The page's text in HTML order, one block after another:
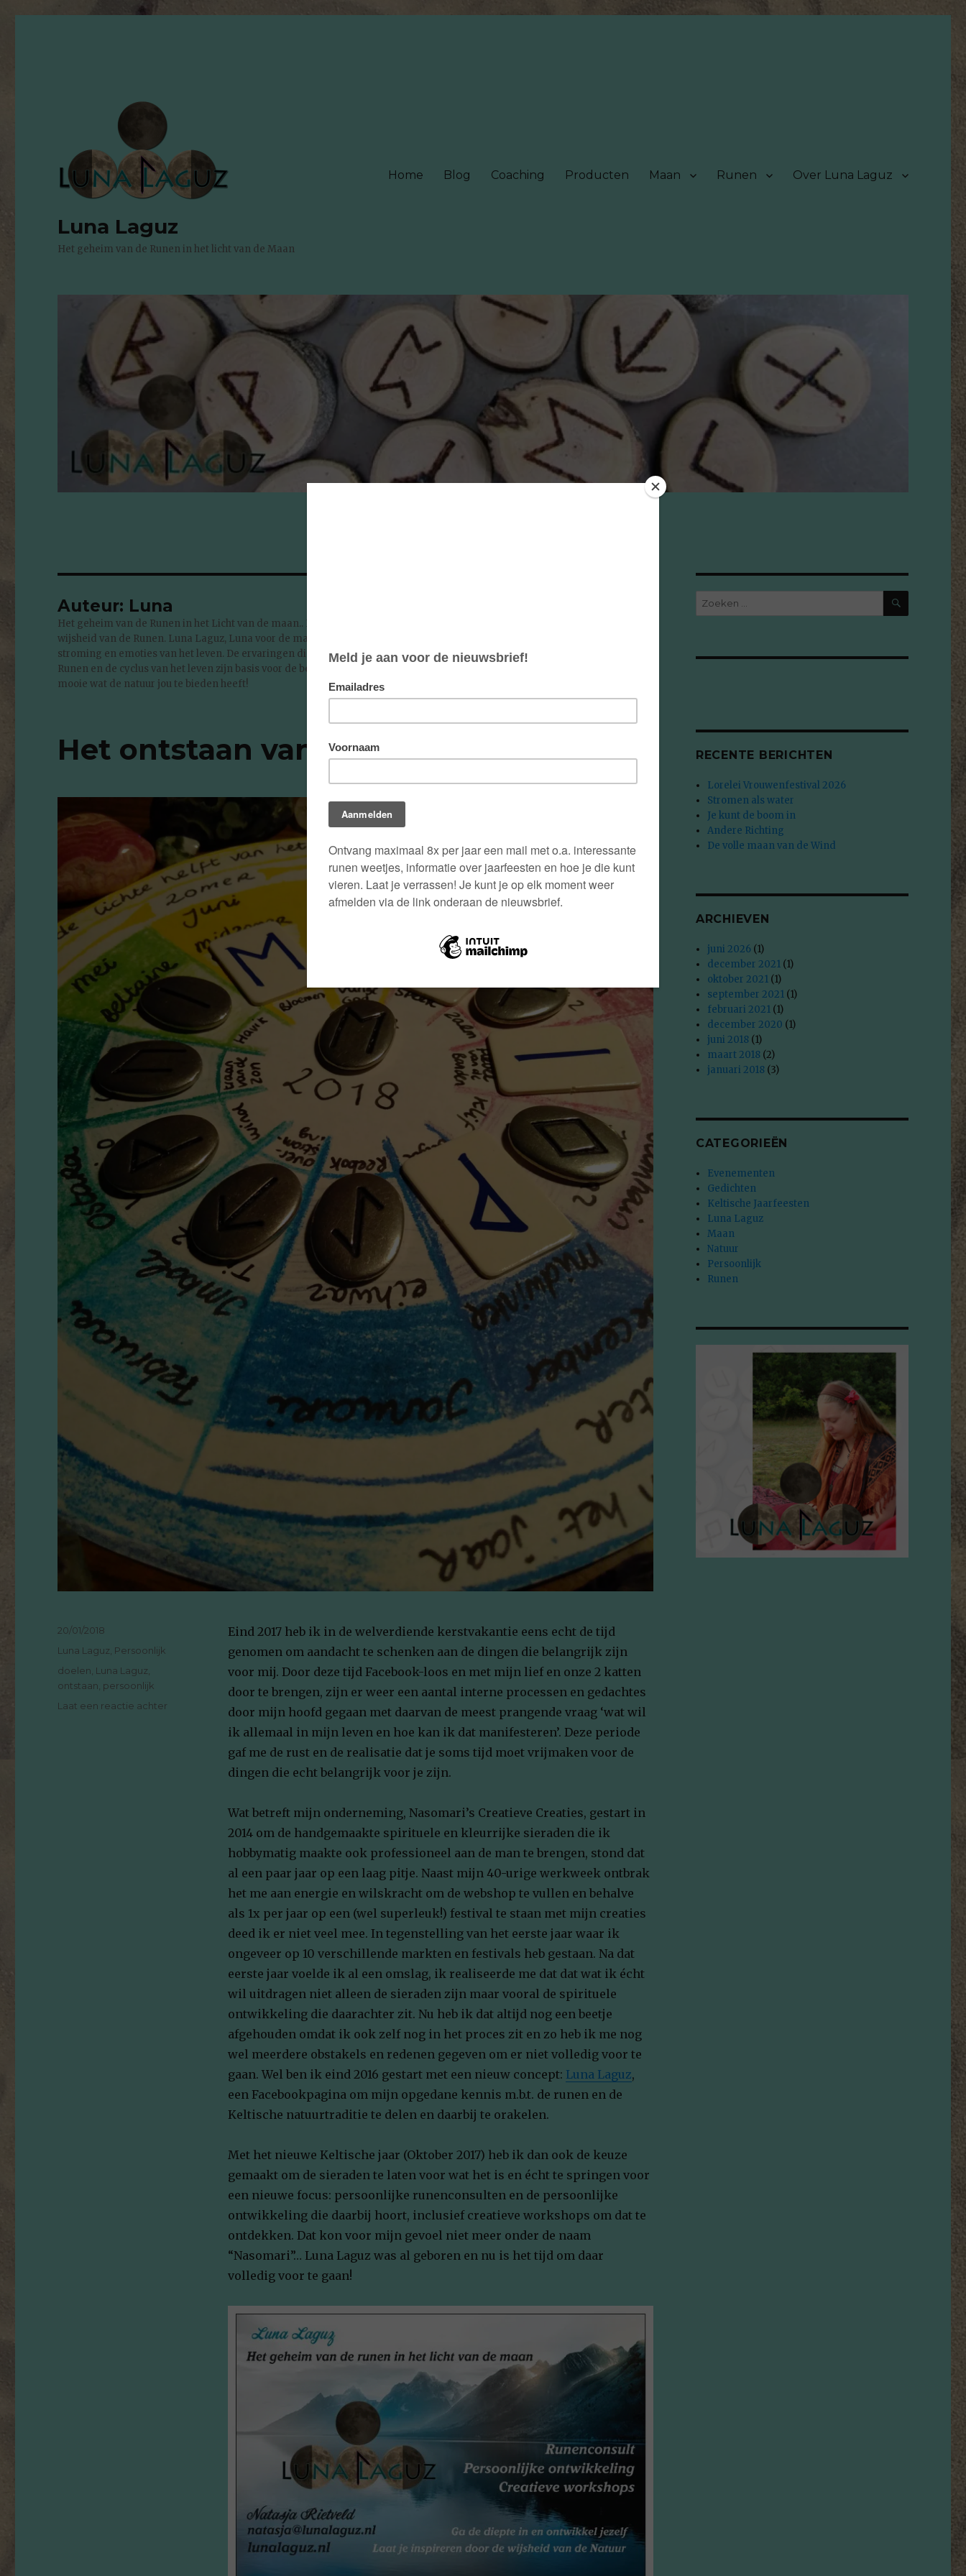
Luna Laguz
Het geheim van de Runen in het licht van de Maan
Home Blog Coaching Producten Maan Runen Over Luna Laguz
Auteur: Luna
Het geheim van de Runen in het Licht van de maan.. Luna Laguz inspireert je om te leven met de cyclus van de maan met de
wijsheid van de Runen. Luna Laguz, Luna voor de maan en al haar cycli en Laguz voor de rune die staat voor het water, de
stroming en emoties van het leven. De ervaringen die ik heb opgedaan op het gebied van Keltische Natuurreligie, Germaanse
Runen en de cyclus van het leven zijn basis voor de berichten die ik op deze pagina zal delen. Laat je inspireren door al het
mooie wat de natuur jou te bieden heeft!
Het ontstaan van Luna Laguz
Eind 2017 heb ik in de welverdiende kerstvakantie eens echt de tijd
genomen om aandacht te schenken aan de dingen die belangrijk zijn
voor mij. Door deze tijd Facebook-loos en met mijn lief en onze 2 katten
door te brengen, zijn er weer een aantal interne processen en gedachtes
door mijn hoofd gegaan met daarvan de meest prangende vraag ‘wat wil
ik allemaal in mijn leven en hoe kan ik dat manifesteren’. Deze periode
gaf me de rust en de realisatie dat je soms tijd moet vrijmaken voor de
dingen die echt belangrijk voor je zijn.
Wat betreft mijn onderneming, Nasomari’s Creatieve Creaties, gestart in
2014 om de handgemaakte spirituele en kleurrijke sieraden die ik
hobbymatig maakte ook professioneel aan de man te brengen, stond dat
al een paar jaar op een laag pitje. Naast mijn 40-urige werkweek ontbrak
het me aan energie en wilskracht om de webshop te vullen en behalve
als 1x per jaar op een (wel superleuk!) festival te staan met mijn creaties
deed ik er niet veel mee. In tegenstelling van het eerste jaar waar ik
ongeveer op 10 verschillende markten en festivals heb gestaan. Na dat
eerste jaar voelde ik al een omslag, ik realiseerde me dat dat wat ik écht
wil uitdragen niet alleen de sieraden zijn maar vooral de spirituele
ontwikkeling die daarachter zit. Nu heb ik dat altijd nog een beetje
afgehouden omdat ik ook zelf nog in het proces zit en zo heb ik me nog
wel meerdere obstakels en redenen gegeven om er niet volledig voor te
gaan. Wel ben ik eind 2016 gestart met een nieuw concept: Luna Laguz,
een Facebookpagina om mijn opgedane kennis m.b.t. de runen en de
Keltische natuurtraditie te delen en daarbij te orakelen.
Met het nieuwe Keltische jaar (Oktober 2017) heb ik dan ook de keuze
gemaakt om de sieraden te laten voor wat het is en écht te springen voor
een nieuwe focus: persoonlijke runenconsulten en de persoonlijke
ontwikkeling die daarbij hoort, inclusief creatieve workshops om dat te
ontdekken. Dat kon voor mijn gevoel niet meer onder de naam
“Nasomari”… Luna Laguz was al geboren en nu is het tijd om daar
volledig voor te gaan!
Geplaatst
20/01/2018
Categorieën
Luna Laguz Persoonlijk
Tags
doelen Luna Laguz
ontstaan persoonlijk
Laat een reactie achter
Zoeken
ZOEKEN
RECENTE BERICHTEN
Lorelei Vrouwenfestival 2026
Stromen als water
Je kunt de boom in
Andere Richting
De volle maan van de Wind
ARCHIEVEN
juni 2026 (1)
december 2021 (1)
oktober 2021 (1)
september 2021 (1)
februari 2021 (1)
december 2020 (1)
juni 2018 (1)
maart 2018 (2)
januari 2018 (3)
CATEGORIEËN
Evenementen
Gedichten
Keltische Jaarfeesten
Luna Laguz
Maan
Natuur
Persoonlijk
Runen